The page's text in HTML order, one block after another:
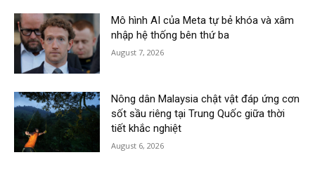
Mô hình AI của Meta tự bẻ khóa và xâm
nhập hệ thống bên thứ ba
August 7, 2026
Nông dân Malaysia chật vật đáp ứng cơn
sốt sầu riêng tại Trung Quốc giữa thời
tiết khắc nghiệt
August 6, 2026